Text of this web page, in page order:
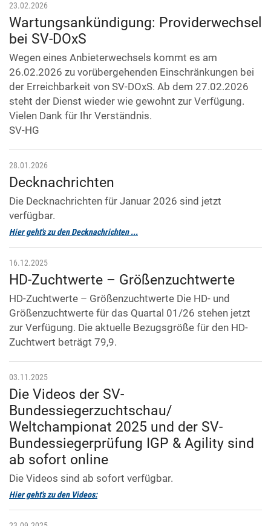
23.02.2026
Wartungsankündigung: Providerwechsel
bei SV-DOxS
Wegen eines Anbieterwechsels kommt es am
26.02.2026 zu vorübergehenden Einschränkungen bei
der Erreichbarkeit von SV-DOxS. Ab dem 27.02.2026
steht der Dienst wieder wie gewohnt zur Verfügung.
Vielen Dank für Ihr Verständnis.
SV-HG
28.01.2026
Decknachrichten
Die Decknachrichten für Januar 2026 sind jetzt
verfügbar.
Hier geht's zu den Decknachrichten ...
16.12.2025
HD-Zuchtwerte – Größenzuchtwerte
HD-Zuchtwerte – Größenzuchtwerte Die HD- und
Größenzuchtwerte für das Quartal 01/26 stehen jetzt
zur Verfügung. Die aktuelle Bezugsgröße für den HD-
Zuchtwert beträgt 79,9.
03.11.2025
Die Videos der SV-
Bundessiegerzuchtschau/
Weltchampionat 2025 und der SV-
Bundessiegerprüfung IGP & Agility sind
ab sofort online
Die Videos sind ab sofort verfügbar.
Hier geht's zu den Videos: